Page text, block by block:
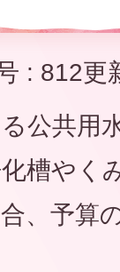
: 812更
公共用
槽やく
、予算